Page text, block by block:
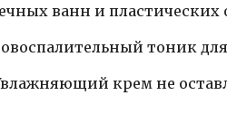
ванн и пластических
тоник
крем не